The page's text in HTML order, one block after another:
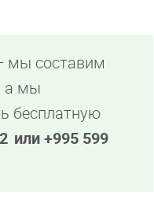
мы составим
а мы
бесплатную
или +995 599